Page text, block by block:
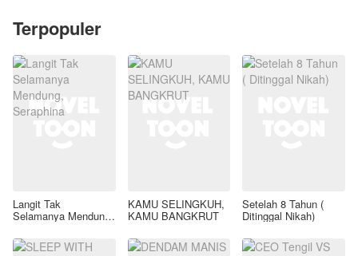
Terpopuler
Langit Tak
Selamanya Mendung,
KAMU SELINGKUH,
KAMU BANGKRUT
Setelah 8 Tahun (
Ditinggal Nikah)